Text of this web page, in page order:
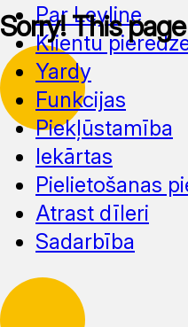
Sorry! This
Par Leyline
Klientu
Yardy
Funkcijas
Piekļūstamība
Iekārtas
Pielietošanas
Atrast dīleri
Sadarbība